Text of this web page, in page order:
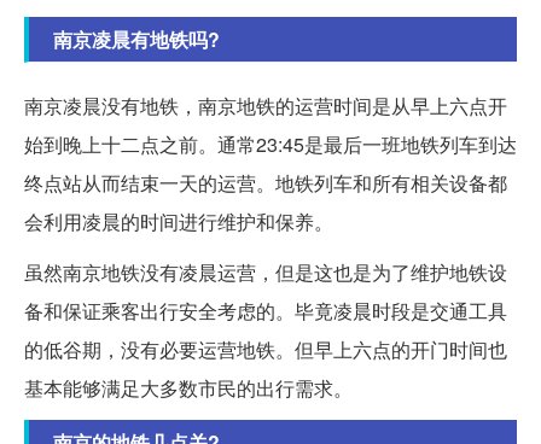
南京凌晨有地铁吗?
南京凌晨没有地铁，南京地铁的运营时间是从早上六点开
始到晚上十二点之前。通常23:45是最后一班地铁列车到达
终点站从而结束一天的运营。地铁列车和所有相关设备都
会利用凌晨的时间进行维护和保养。
虽然南京地铁没有凌晨运营，但是这也是为了维护地铁设
备和保证乘客出行安全考虑的。毕竟凌晨时段是交通工具
的低谷期，没有必要运营地铁。但早上六点的开门时间也
基本能够满足大多数市民的出行需求。